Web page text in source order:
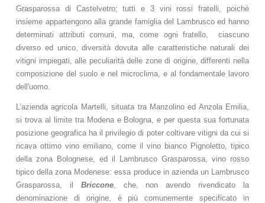
Grasparossa di Castelvetro; tutti e 3 vini rossi fratelli, poichè
insieme appartengono alla grande famiglia del Lambrusco ed hanno
determinati attributi comuni, ma, come ogni fratello, ciascuno
diverso ed unico, diversità dovuta alle caratteristiche naturali dei
vitigni impiegati, alle peculiarità delle zone di origine, differenti nella
composizione del suolo e nel microclima, e al fondamentale lavoro
dell'uomo.
L’azienda agricola Martelli, situata tra Manzolino ed Anzola Emilia,
si trova al limite tra Modena e Bologna, e per questa sua fortunata
posizione geografica ha il privilegio di poter coltivare vitigni da cui si
ricava ottimo vino emiliano, come il vino bianco Pignoletto, tipico
della zona Bolognese, ed il Lambrusco Grasparossa, vino rosso
tipico della zona Modenese: essa produce in azienda un Lambrusco
Grasparossa, il Briccone, che, non avendo rivendicato la
denominazione di origine, è più comunemente specificato in